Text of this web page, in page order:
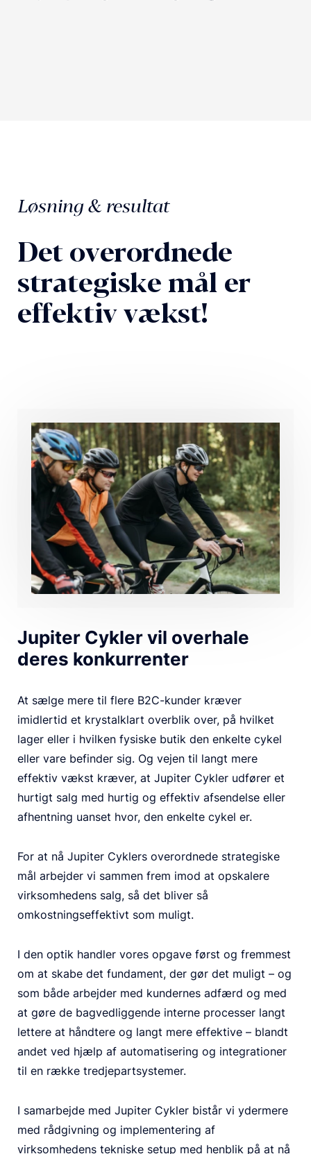
Løsning & resultat
Det overordnede
strategiske mål er
effektiv vækst!
Jupiter Cykler vil overhale
deres konkurrenter
At sælge mere til flere B2C-kunder kræver
imidlertid et krystalklart overblik over, på hvilket
lager eller i hvilken fysiske butik den enkelte cykel
eller vare befinder sig. Og vejen til langt mere
effektiv vækst kræver, at Jupiter Cykler udfører et
hurtigt salg med hurtig og effektiv afsendelse eller
afhentning uanset hvor, den enkelte cykel er.
For at nå Jupiter Cyklers overordnede strategiske
mål arbejder vi sammen frem imod at opskalere
virksomhedens salg, så det bliver så
omkostningseffektivt som muligt.
I den optik handler vores opgave først og fremmest
om at skabe det fundament, der gør det muligt – og
som både arbejder med kundernes adfærd og med
at gøre de bagvedliggende interne processer langt
lettere at håndtere og langt mere effektive – blandt
andet ved hjælp af automatisering og integrationer
til en række tredjepartsystemer.
I samarbejde med Jupiter Cykler bistår vi ydermere
med rådgivning og implementering af
virksomhedens tekniske setup med henblik på at nå